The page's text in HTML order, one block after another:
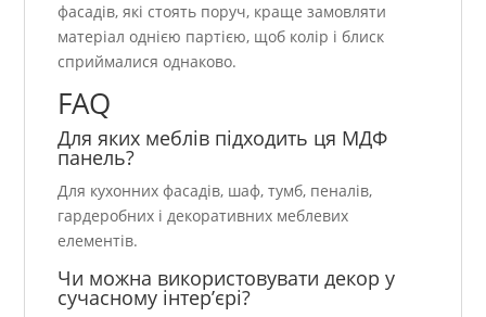
фасадів, які стоять поруч, краще замовляти
матеріал однією партією, щоб колір і блиск
сприймалися однаково.
FAQ
Для яких меблів підходить ця МДФ
панель?
Для кухонних фасадів, шаф, тумб, пеналів,
гардеробних і декоративних меблевих
елементів.
Чи можна використовувати декор у
сучасному інтер’єрі?